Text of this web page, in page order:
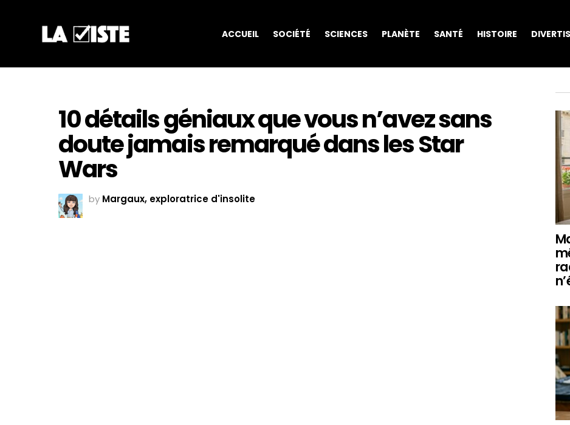
ACCUEIL SOCIÉTÉ SCIENCES PLANÈTE SANTÉ HISTOIRE
10 détails géniaux que vous n’avez sans
doute jamais remarqué dans les Star
Wars
by Margaux, exploratrice d'insolite